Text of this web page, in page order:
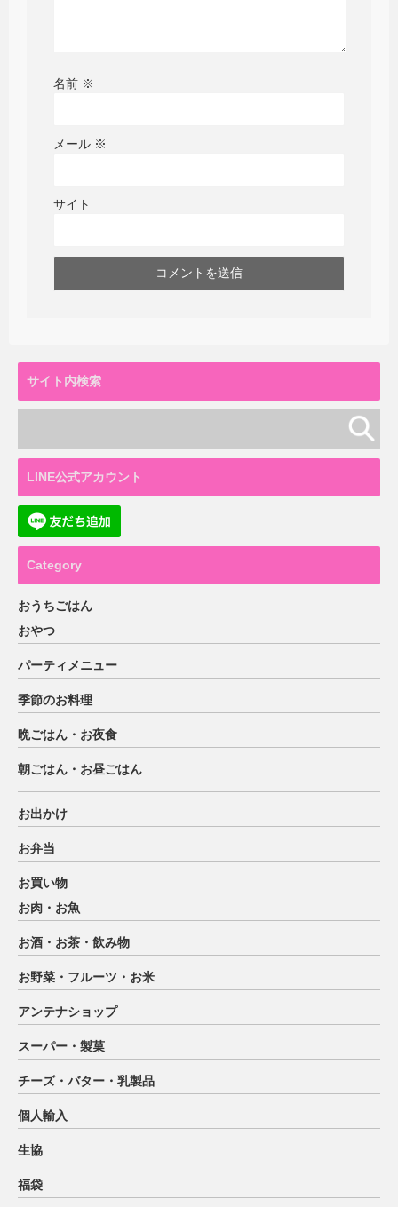
名前 ※
メール ※
サイト
サイト内検索
LINE公式アカウント
Category
おうちごはん
おやつ
パーティメニュー
季節のお料理
晩ごはん・お夜食
朝ごはん・お昼ごはん
お出かけ
お弁当
お買い物
お肉・お魚
お酒・お茶・飲み物
お野菜・フルーツ・お米
アンテナショップ
スーパー・製菓
チーズ・バター・乳製品
個人輸入
生協
福袋